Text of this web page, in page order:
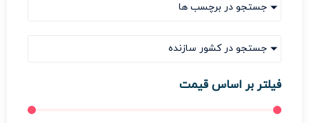
جستجو در برچسب ها
جستجو در کشور سازنده
فیلتر بر اساس قیمت